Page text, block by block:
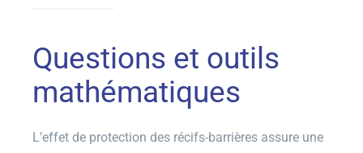
Questions et outils
mathématiques
L’effet de protection des récifs-barrières assure une